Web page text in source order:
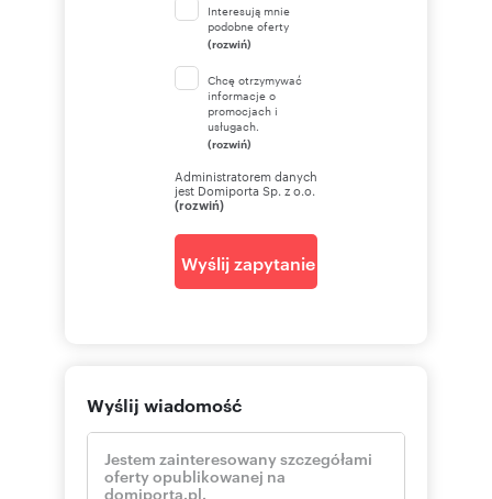
Interesują mnie
podobne oferty
(rozwiń)
Chcę otrzymywać
informacje o
promocjach i
usługach.
(rozwiń)
Administratorem danych
jest Domiporta Sp. z o.o.
(rozwiń)
Wyślij zapytanie
Wyślij wiadomość